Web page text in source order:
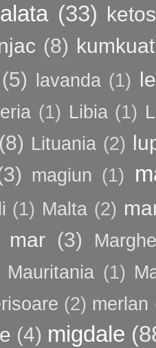
(33)
(8) kumkuat
(5) lavanda (1)
(1) Libia (1)
(8) Lituania (2)
magiun (1)
(1) Malta (2)
mar (3)
Mauritania (1)
(2) merlan
(4) migdale